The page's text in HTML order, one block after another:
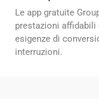
Le app gratuite
prestazioni
esigenze di
interruzioni.